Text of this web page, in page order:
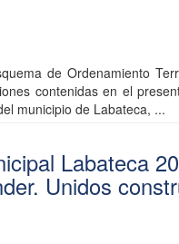
de Ordenamiento
contenidas en el
municipio de Labateca, ...
Labateca
Unidos